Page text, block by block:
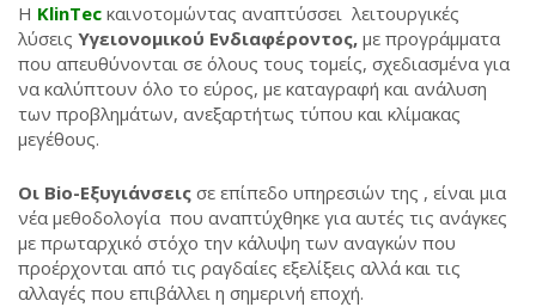
Η KlinTec καινοτομώντας αναπτύσσει λειτουργικές
λύσεις Υγειονομικού Ενδιαφέροντος, με προγράμματα
που απευθύνονται σε όλους τους τομείς, σχεδιασμένα για
να καλύπτουν όλο το εύρος, με καταγραφή και ανάλυση
των προβλημάτων, ανεξαρτήτως τύπου και κλίμακας
μεγέθους.
Οι Bio-Εξυγιάνσεις σε επίπεδο υπηρεσιών της , είναι μια
νέα μεθοδολογία που αναπτύχθηκε για αυτές τις ανάγκες
με πρωταρχικό στόχο την κάλυψη των αναγκών που
προέρχονται από τις ραγδαίες εξελίξεις αλλά και τις
αλλαγές που επιβάλλει η σημερινή εποχή.